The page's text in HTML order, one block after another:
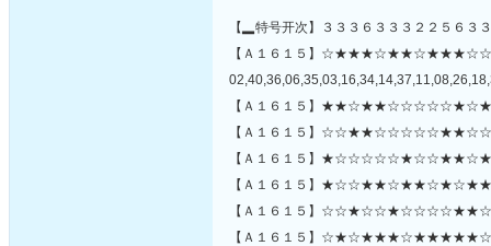
【▂特号开次】３３３６３３３２２５６３
【Ａ１６１５】
【Ａ１６１５】
【Ａ１６１５】
【Ａ１６１５】
【Ａ１６１５】
【Ａ１６１５】
【Ａ１６１５】